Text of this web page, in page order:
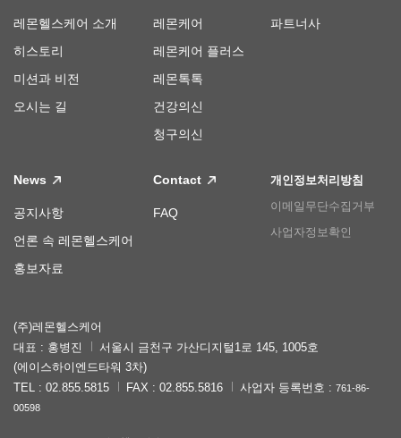
레몬헬스케어 소개
히스토리
미션과 비전
오시는 길
레몬케어
레몬케어 플러스
레몬톡톡
건강의신
청구의신
파트너사
News
공지사항
언론 속 레몬헬스케어
홍보자료
Contact
FAQ
개인정보처리방침
이메일무단수집거부
사업자정보확인
(주)레몬헬스케어
대표 : 홍병진
서울시 금천구 가산디지털1로 145, 1005호
(에이스하이엔드타워 3차)
TEL : 02.855.5815
FAX : 02.855.5816 사업자 등록번호 : 761-86-
00598